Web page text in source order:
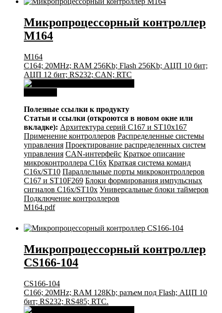
Микропроцессорный контроллер
М164
М164
C164; 20MHz; RAM 256Kb; Flash 256Kb; АЦП 10 бит;
АЦП 12 бит; RS232; CAN; RTC
Полезные ссылки к продукту
Статьи и ссылки (откроются в новом окне или
вкладке): Архитектура серий С167 и ST10x167
Применение контроллеров Распределенные системы
управления Проектирование распределенных систем
управления CAN-интерфейс Краткое описание
микроконтроллера C16x Краткая система команд
C16x/ST10 Параллельные порты микроконтроллеров
C167 и ST10F269 Блоки формирования импульсных
сигналов C16x/ST10x Универсальные блоки таймеров
Подключение контроллеров
M164.pdf
Микропроцессорный контроллер
CS166-104
CS166-104
C166; 20MHz; RAM 128Kb; разъем под Flash; АЦП 10
бит; RS232; RS485; RTC.